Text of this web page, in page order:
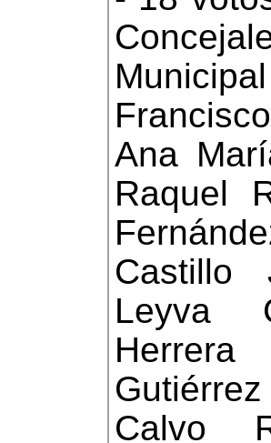
Ana
Raquel
Castillo
Leyva
Calvo